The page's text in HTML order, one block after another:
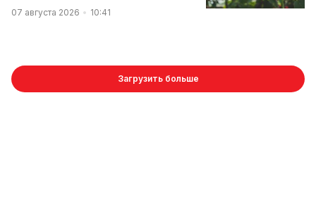
07 августа 2026 10:41
Загрузить больше